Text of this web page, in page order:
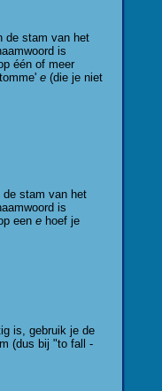
de stam van het
is
één of meer
e(die je niet
de stam van het
is
een ehoef je
is, gebruik je de
(dus bij "to fall -